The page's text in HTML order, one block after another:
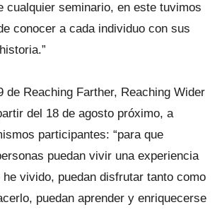
cualquier seminario, en este tuvimos
conocer a cada individuo con sus
de Reaching Farther, Reaching Wider
del 18 de agosto próximo, a
participantes: “para que
puedan vivir una experiencia
vivido, puedan disfrutar tanto como
puedan aprender y enriquecerse